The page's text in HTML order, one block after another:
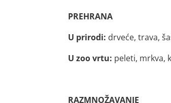
PREHRANA
U prirodi: drveće, trava,
U zoo vrtu: peleti, mrkva,
RAZMNOŽAVANJE